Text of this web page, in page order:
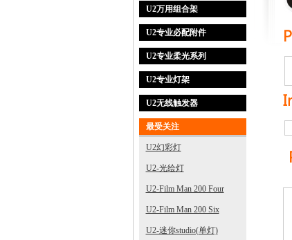
U2万用组合架
U2专业必配附件
U2专业柔光系列
U2专业灯架
U2无线触发器
最受关注
U2幻彩灯
U2-光绘灯
U2-Film Man 200 Four
U2-Film Man 200 Six
U2-迷你studio(单灯)